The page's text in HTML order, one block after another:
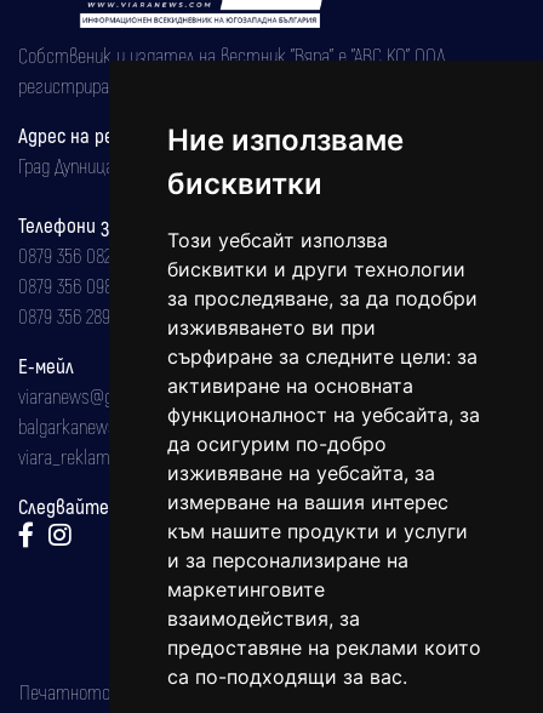
Ние използваме
бисквитки
Този уебсайт използва
бисквитки и други технологии
за проследяване, за да подобри
изживяването ви при
сърфиране за следните цели: за
активиране на основната
функционалност на уебсайта, за
да осигурим по-добро
изживяване на уебсайта, за
измерване на вашия интерес
към нашите продукти и услуги
и за персонализиране на
маркетинговите
взаимодействия, за
предоставяне на реклами които
са по-подходящи за вас.
Собственик и издател на вестник "Вяра" е "АВС КО" ООД,
регистрирана на 08.05.2002 година.
Адрес на редакцията
Град Дупница, ул.''Христо Ботев" 43
Телефони за реклама и абонаменти
0879 356 082
0879 356 098
0879 356 289
Е-мейл
viaranews@gmail.com
balgarkanews@gmail.com
viara_reklama@mail.bg
Следвайте ни:
Печатното издание на вестника е регистрирано в националния